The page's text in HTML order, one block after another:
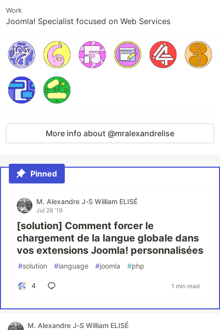
Work
Joomla! Specialist focused on Web Services
More info about @mralexandrelise
Pinned
M. Alexandre J-S William ELISÉ
Jul 28 '19
[solution] Comment forcer le
chargement de la langue globale dans
vos extensions Joomla! personnalisées
#solution #language #joomla #php
4 1 min read
M. Alexandre J-S William ELISÉ